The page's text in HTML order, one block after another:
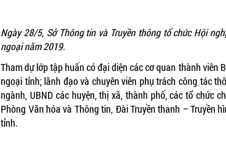
Ngày 28/5, Sở Thông tin và Truyền thông tổ chức Hội
ngoại năm 2019.
Tham dự lớp tập huấn có đại diện các cơ quan thành viên
ngoại tỉnh; lãnh đạo và chuyên viên phụ trách công tác
ngành, UBND các huyện, thị xã, thành phố, các tổ chức
Phòng Văn hóa và Thông tin, Đài Truyền thanh – Truyền
tỉnh.